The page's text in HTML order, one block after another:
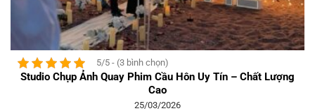
5/5 - (3 bình chọn)
Studio Chụp Ảnh Quay Phim Cầu Hôn Uy Tín – Chất Lượng
Cao
25/03/2026